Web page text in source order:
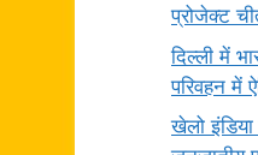
प्रोजेक्ट
दिल्ली में
परिवहन में
खेलो